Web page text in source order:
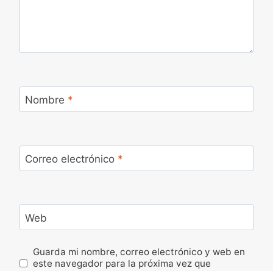
Nombre *
Correo electrónico *
Web
Guarda mi nombre, correo electrónico y web en
este navegador para la próxima vez que